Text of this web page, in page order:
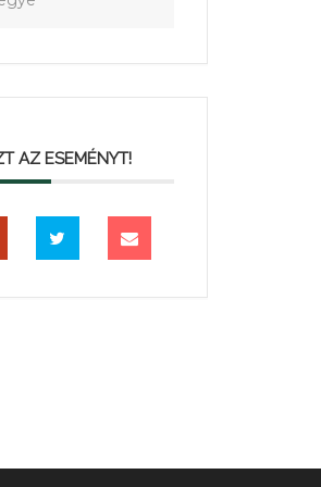
AZ ESEMÉNYT!